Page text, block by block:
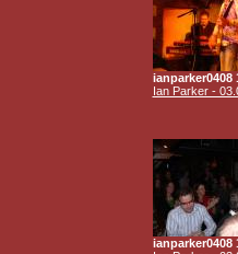
ianparker0408
Ian Parker -
ianparker0408